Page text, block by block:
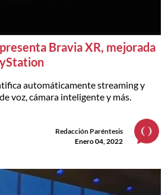
Bravia XR, mejorada
automáticamente streaming y
voz, cámara inteligente y más.
Redacción Paréntesis
Enero 04, 2022